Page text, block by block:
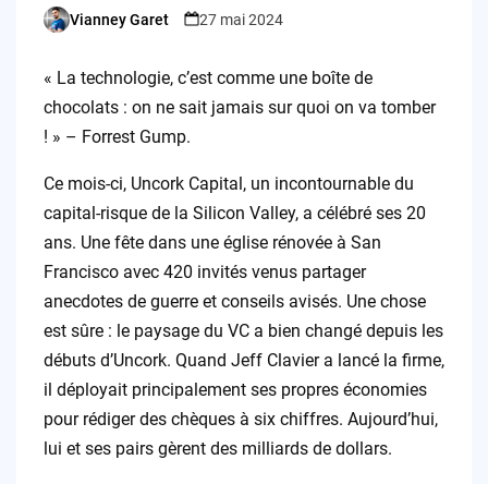
Posted
Vianney Garet 27 mai 2024
« La technologie, c’est comme une boîte de
chocolats : on ne sait jamais sur quoi on va tomber
! » – Forrest Gump.
Ce mois-ci, Uncork Capital, un incontournable du
capital-risque de la Silicon Valley, a célébré ses 20
ans. Une fête dans une église rénovée à San
Francisco avec 420 invités venus partager
anecdotes de guerre et conseils avisés. Une chose
est sûre : le paysage du VC a bien changé depuis les
débuts d’Uncork. Quand Jeff Clavier a lancé la firme,
il déployait principalement ses propres économies
pour rédiger des chèques à six chiffres. Aujourd’hui,
lui et ses pairs gèrent des milliards de dollars.